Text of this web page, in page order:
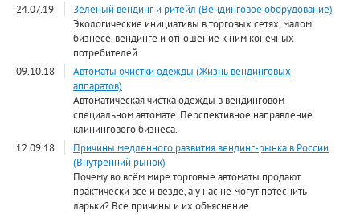
24.07.19
Зеленый вендинг и ритейл (Вендинговое оборудование)
Экологические инициативы в торговых сетях, малом
бизнесе, вендинге и отношение к ним конечных
потребителей.
09.10.18
Автоматы очистки одежды (Жизнь вендинговых
аппаратов)
Автоматическая чистка одежды в вендинговом
специальном автомате. Перспективное направление
клинингового бизнеса.
12.09.18
Причины медленного развития вендинг-рынка в России
(Внутренний рынок)
Почему во всём мире торговые автоматы продают
практически всё и везде, а у нас не могут потеснить
ларьки? Все причины и их объяснение.